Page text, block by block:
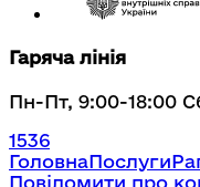
Гаряча лінія
Пн-Пт, 9:00-18:00
1536
ГоловнаПослуги
Повідомити про